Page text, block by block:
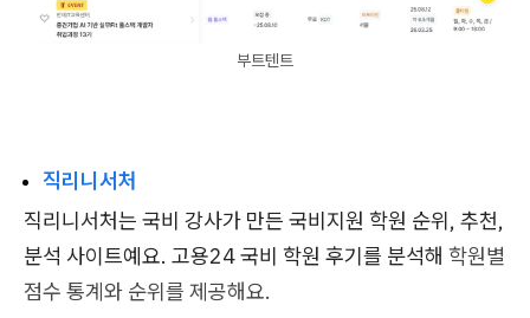
부트텐트
직리니서처
직리니서처는 국비 강사가 만든 국비지원 학원 순위, 추천,
분석 사이트예요. 고용24 국비 학원 후기를 분석해 학원별
점수 통계와 순위를 제공해요.